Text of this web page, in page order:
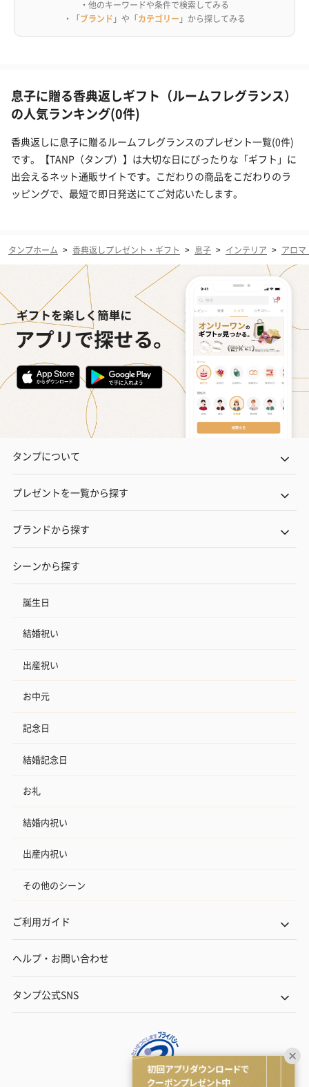
・他のキーワードや条件で検索してみる
・「ブランド 」や「カテゴリー 」から探してみる
息子に贈る香典返しギフト（ルームフレグランス）
の人気ランキング(0件)
香典返しに息子に贈るルームフレグランスのプレゼント一覧(0件)
です。【TANP（タンプ）】は大切な日にぴったりな「ギフト」に
出会えるネット通販サイトです。こだわりの商品をこだわりのラ
ッピングで、最短で即日発送にてご対応いたします。
タンプホーム > 香典返しプレゼント・ギフト > 息子 > インテリア > アロマ
タンプについて
プレゼントを一覧から探す
ブランドから探す
シーンから探す
誕生日
結婚祝い
出産祝い
お中元
記念日
結婚記念日
お礼
結婚内祝い
出産内祝い
その他のシーン
ご利用ガイド
ヘルプ・お問い合わせ
タンプ公式SNS